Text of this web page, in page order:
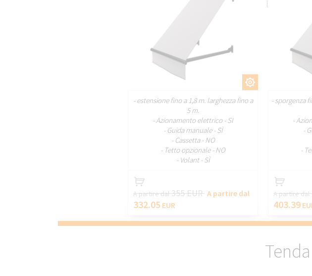
le facciate
- estensione fino a 1,8 m. larghezza fino a
5 m.
- Azionamento elettrico - SI
- Guida manuale - SÌ
- Cassetta - NO
- Tetto opzionale - NO
- Volant - SÌ
A partire dal355 EUR A partire dal
332.05 EUR
- sporgenza
-
-
-
A partire dal
403.39